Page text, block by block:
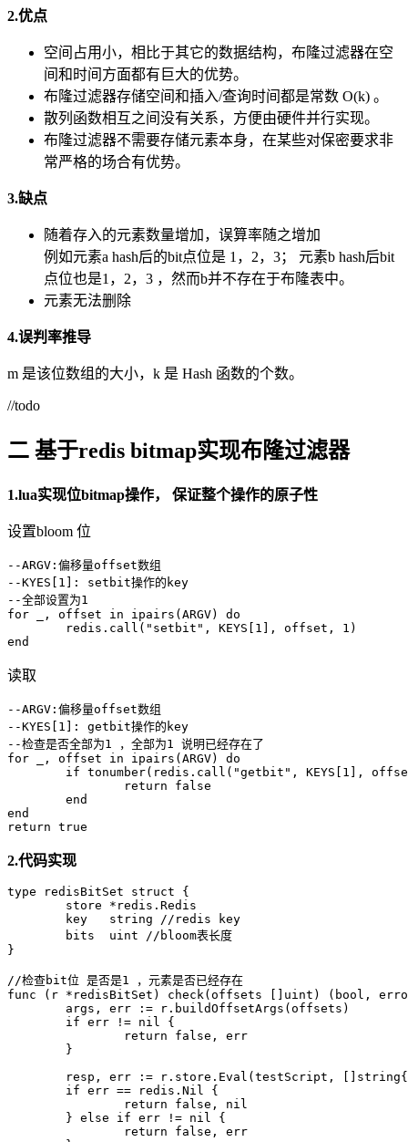
2.优点
空间占用小，相比于其它的数据结构，布隆过滤器在空
间和时间方面都有巨大的优势。
布隆过滤器存储空间和插入/查询时间都是常数 O(k) 。
散列函数相互之间没有关系，方便由硬件并行实现。
布隆过滤器不需要存储元素本身，在某些对保密要求非
常严格的场合有优势。
3.缺点
随着存入的元素数量增加，误算率随之增加
例如元素a hash后的bit点位是 1，2，3； 元素b hash后bit
点位也是1，2，3 ，然而b并不存在于布隆表中。
元素无法删除
4.误判率推导
m 是该位数组的大小，k 是 Hash 函数的个数。
//todo
二 基于redis bitmap实现布隆过滤器
1.lua实现位bitmap操作， 保证整个操作的原子性
设置bloom 位
--ARGV:偏移量offset数组
--KYES[1]: setbit操作的key
--全部设置为1
for _, offset in ipairs(ARGV) do
end
读取
--ARGV:偏移量offset数组
--KYES[1]: getbit操作的key
--检查是否全部为1 ，全部为1 说明已经存在了
for _, offset in ipairs(ARGV) do
end
return true
2.代码实现
type redisBitSet struct {
}
//检查bit位 是否是1 ，元素是否已经存在
func (r *redisBitSet) check(offsets []uint) (bool,